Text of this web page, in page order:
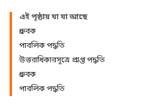
এই পৃষ্ঠায় যা যা আছে
ধ্রুবক
পাবলিক পদ্ধতি
উত্তরাধিকারসূত্রে প্রাপ্ত পদ্ধতি
ধ্রুবক
পাবলিক পদ্ধতি